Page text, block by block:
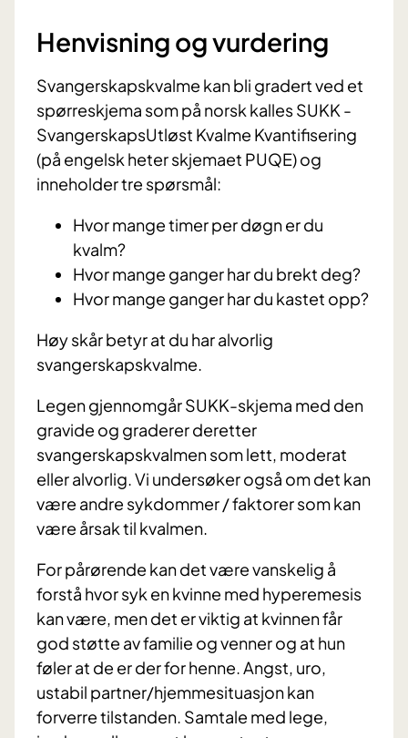
Henvisning og vurdering
Svangerskapskvalme kan bli gradert ved et
spørreskjema som på norsk kalles SUKK -
SvangerskapsUtløst Kvalme Kvantifisering
(på engelsk heter skjemaet PUQE) og
inneholder tre spørsmål:
Hvor mange timer per døgn er du
kvalm?
Hvor mange ganger har du brekt deg?
Hvor mange ganger har du kastet opp?
Høy skår betyr at du har alvorlig
svangerskapskvalme.
Legen gjennomgår SUKK-skjema med den
gravide og graderer deretter
svangerskapskvalmen som lett, moderat
eller alvorlig. Vi undersøker også om det kan
være andre sykdommer / faktorer som kan
være årsak til kvalmen.
For pårørende kan det være vanskelig å
forstå hvor syk en kvinne med hyperemesis
kan være, men det er viktig at kvinnen får
god støtte av familie og venner og at hun
føler at de er der for henne. Angst, uro,
ustabil partner/hjemmesituasjon kan
forverre tilstanden. Samtale med lege,